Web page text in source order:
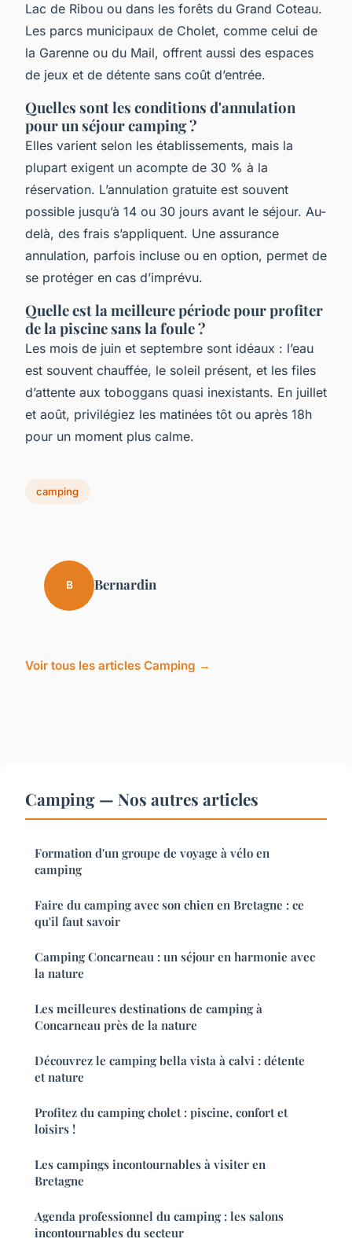
Lac de Ribou ou dans les forêts du Grand Coteau.
Les parcs municipaux de Cholet, comme celui de
la Garenne ou du Mail, offrent aussi des espaces
de jeux et de détente sans coût d’entrée.
Quelles sont les conditions d'annulation
pour un séjour camping ?
Elles varient selon les établissements, mais la
plupart exigent un acompte de 30 % à la
réservation. L’annulation gratuite est souvent
possible jusqu’à 14 ou 30 jours avant le séjour. Au-
delà, des frais s’appliquent. Une assurance
annulation, parfois incluse ou en option, permet de
se protéger en cas d’imprévu.
Quelle est la meilleure période pour profiter
de la piscine sans la foule ?
Les mois de juin et septembre sont idéaux : l’eau
est souvent chauffée, le soleil présent, et les files
d’attente aux toboggans quasi inexistants. En juillet
et août, privilégiez les matinées tôt ou après 18h
pour un moment plus calme.
camping
B Bernardin
Voir tous les articles Camping →
Camping — Nos autres articles
Formation d'un groupe de voyage à vélo en
camping
Faire du camping avec son chien en Bretagne : ce
qu'il faut savoir
Camping Concarneau : un séjour en harmonie avec
la nature
Les meilleures destinations de camping à
Concarneau près de la nature
Découvrez le camping bella vista à calvi : détente
et nature
Profitez du camping cholet : piscine, confort et
loisirs !
Les campings incontournables à visiter en
Bretagne
Agenda professionnel du camping : les salons
incontournables du secteur